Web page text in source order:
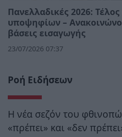
Πανελλαδικές 2026:
υποψηφίων –
βάσεις εισαγωγής
23/07/2026 07:37
Ροή Ειδήσεων
Η νέα σεζόν του
«πρέπει» και «δεν